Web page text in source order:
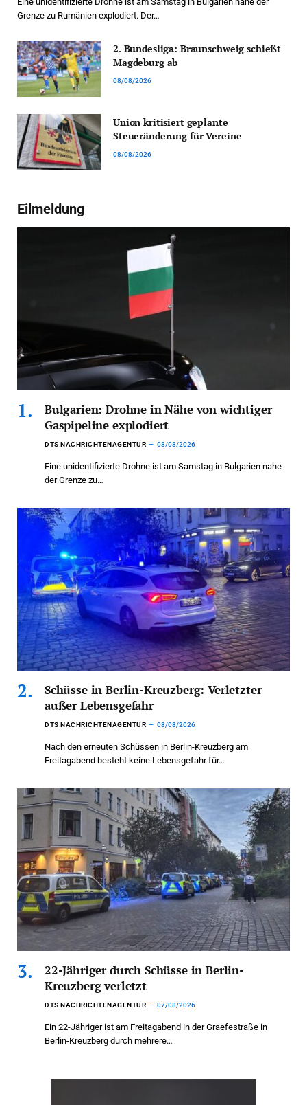
Grenze zu Rumänien explodiert. Der…
2. Bundesliga: Braunschweig schießt
Magdeburg ab
08/08/2026
Union kritisiert geplante
Steueränderung für Vereine
08/08/2026
Eilmeldung
Bulgarien: Drohne in Nähe von wichtiger
Gaspipeline explodiert
DTS NACHRICHTENAGENTUR 08/08/2026
Eine unidentifizierte Drohne ist am Samstag in Bulgarien nahe
der Grenze zu…
Schüsse in Berlin-Kreuzberg: Verletzter
außer Lebensgefahr
DTS NACHRICHTENAGENTUR 08/08/2026
Nach den erneuten Schüssen in Berlin-Kreuzberg am
Freitagabend besteht keine Lebensgefahr für…
22-Jähriger durch Schüsse in Berlin-
Kreuzberg verletzt
DTS NACHRICHTENAGENTUR 07/08/2026
Ein 22-Jähriger ist am Freitagabend in der Graefestraße in
Berlin-Kreuzberg durch mehrere…